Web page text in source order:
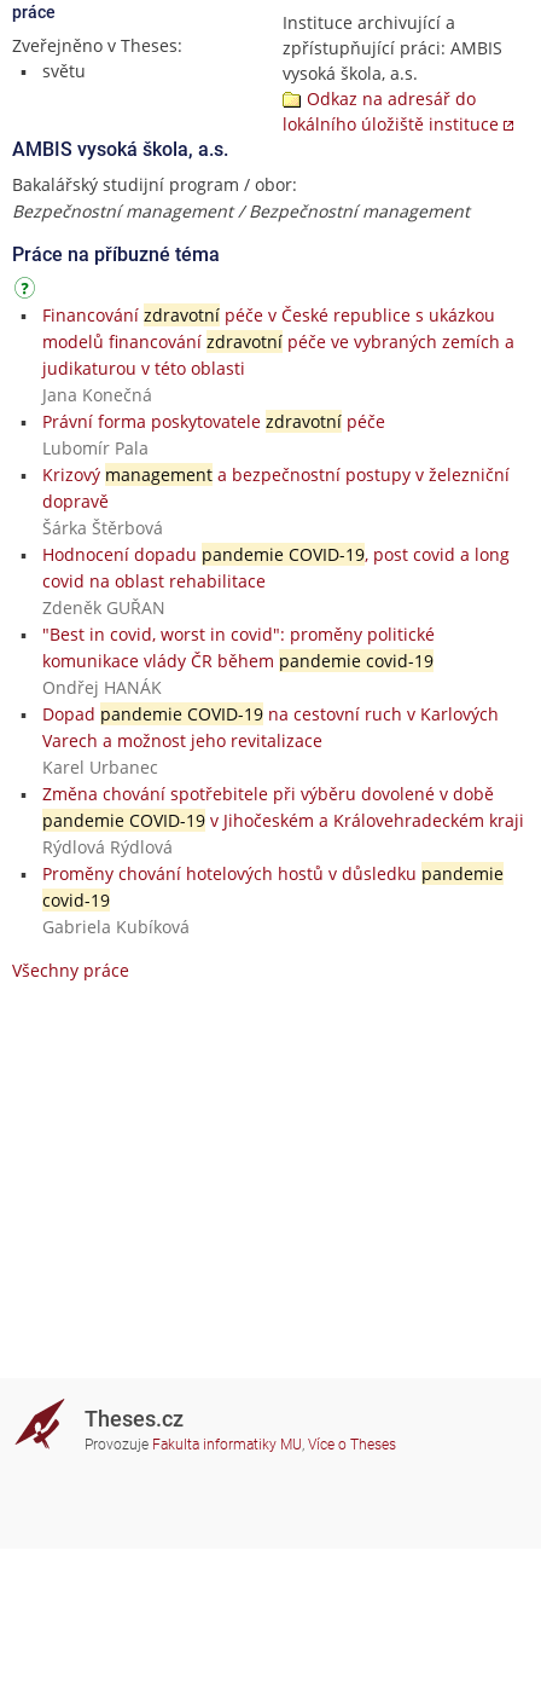
práce
Zveřejněno v Theses:
světu
Instituce archivující a
zpřístupňující práci: AMBIS
vysoká škola, a.s.
Odkaz na adresář do
lokálního úložiště instituce
AMBIS vysoká škola, a.s.
Bakalářský studijní program / obor:
Bezpečnostní management / Bezpečnostní management
Práce na příbuzné téma
Financování zdravotnípéče v České republice s ukázkou
modelů financování zdravotnípéče ve vybraných zemích a
judikaturou v této oblasti
Jana Konečná
Právní forma poskytovatele zdravotnípéče
Lubomír Pala
Krizový managementa bezpečnostní postupy v železniční
dopravě
Šárka Štěrbová
Hodnocení dopadu pandemie COVID-19, post covid a long
covid na oblast rehabilitace
Zdeněk GUŘAN
"Best in covid, worst in covid": proměny politické
komunikace vlády ČR během pandemie covid-19
Ondřej HANÁK
Dopad pandemie COVID-19na cestovní ruch v Karlových
Varech a možnost jeho revitalizace
Karel Urbanec
Změna chování spotřebitele při výběru dovolené v době
pandemie COVID-19v Jihočeském a Královehradeckém kraji
Rýdlová Rýdlová
Proměny chování hotelových hostů v důsledku pandemie
covid-19
Gabriela Kubíková
Všechny práce
Theses.cz
Provozuje Fakulta informatiky MU, Více o Theses